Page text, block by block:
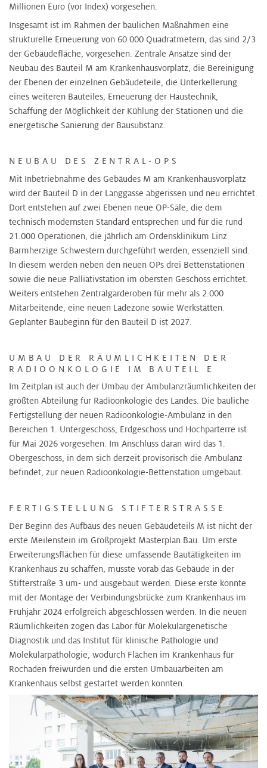
Millionen Euro (vor Index) vorgesehen.
Insgesamt ist im Rahmen der baulichen Maßnahmen eine
strukturelle Erneuerung von 60.000 Quadratmetern, das sind 2/3
der Gebäudefläche, vorgesehen. Zentrale Ansätze sind der
Neubau des Bauteil M am Krankenhausvorplatz, die Bereinigung
der Ebenen der einzelnen Gebäudeteile, die Unterkellerung
eines weiteren Bauteiles, Erneuerung der Haustechnik,
Schaffung der Möglichkeit der Kühlung der Stationen und die
energetische Sanierung der Bausubstanz.
NEUBAU DES ZENTRAL-OPS
Mit Inbetriebnahme des Gebäudes M am Krankenhausvorplatz
wird der Bauteil D in der Langgasse abgerissen und neu errichtet.
Dort entstehen auf zwei Ebenen neue OP-Säle, die dem
technisch modernsten Standard entsprechen und für die rund
21.000 Operationen, die jährlich am Ordensklinikum Linz
Barmherzige Schwestern durchgeführt werden, essenziell sind.
In diesem werden neben den neuen OPs drei Bettenstationen
sowie die neue Palliativstation im obersten Geschoss errichtet.
Weiters entstehen Zentralgarderoben für mehr als 2.000
Mitarbeitende, eine neuen Ladezone sowie Werkstätten.
Geplanter Baubeginn für den Bauteil D ist 2027.
UMBAU DER RÄUMLICHKEITEN DER
RADIOONKOLOGIE IM BAUTEIL E
Im Zeitplan ist auch der Umbau der Ambulanzräumlichkeiten der
größten Abteilung für Radioonkologie des Landes. Die bauliche
Fertigstellung der neuen Radioonkologie-Ambulanz in den
Bereichen 1. Untergeschoss, Erdgeschoss und Hochparterre ist
für Mai 2026 vorgesehen. Im Anschluss daran wird das 1.
Obergeschoss, in dem sich derzeit provisorisch die Ambulanz
befindet, zur neuen Radioonkologie-Bettenstation umgebaut.
FERTIGSTELLUNG STIFTERSTRASSE
Der Beginn des Aufbaus des neuen Gebäudeteils M ist nicht der
erste Meilenstein im Großprojekt Masterplan Bau. Um erste
Erweiterungsflächen für diese umfassende Bautätigkeiten im
Krankenhaus zu schaffen, musste vorab das Gebäude in der
Stifterstraße 3 um- und ausgebaut werden. Diese erste konnte
mit der Montage der Verbindungsbrücke zum Krankenhaus im
Frühjahr 2024 erfolgreich abgeschlossen werden. In die neuen
Räumlichkeiten zogen das Labor für Molekulargenetische
Diagnostik und das Institut für klinische Pathologie und
Molekularpathologie, wodurch Flächen im Krankenhaus für
Rochaden freiwurden und die ersten Umbauarbeiten am
Krankenhaus selbst gestartet werden konnten.